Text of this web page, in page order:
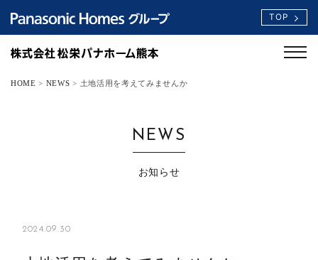
TOP
HOME > NEWS > 土地活用を考えてみませんか
NEWS
お知らせ
2024.09.30